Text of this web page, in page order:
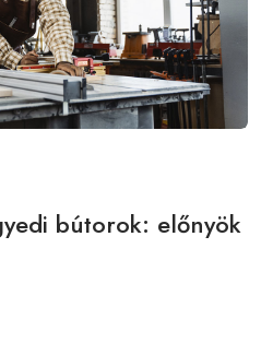
bútorok: előnyök